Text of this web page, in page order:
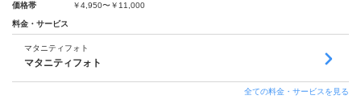
価格帯
￥4,950〜￥11,000
料金・サービス
マタニティフォト
マタニティフォト
全ての料金・サービスを見る